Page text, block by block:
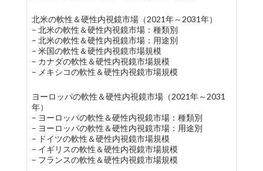
北米の軟性＆硬性内視鏡市場（2021年～2031年）
– 北米の軟性＆硬性内視鏡市場：種類別
– 北米の軟性＆硬性内視鏡市場：用途別
– 米国の軟性＆硬性内視鏡市場規模
– カナダの軟性＆硬性内視鏡市場規模
– メキシコの軟性＆硬性内視鏡市場規模
ヨーロッパの軟性＆硬性内視鏡市場（2021年～2031
年）
– ヨーロッパの軟性＆硬性内視鏡市場：種類別
– ヨーロッパの軟性＆硬性内視鏡市場：用途別
– ドイツの軟性＆硬性内視鏡市場規模
– イギリスの軟性＆硬性内視鏡市場規模
– フランスの軟性＆硬性内視鏡市場規模